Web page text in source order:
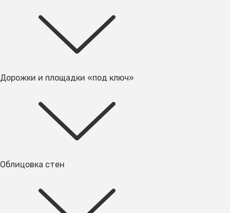
Дорожки и площадки «под ключ»
Облицовка стен